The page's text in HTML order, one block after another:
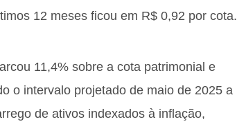
12 meses ficou em R$ 0,92 por cota.
11,4% sobre a cota patrimonial e
o intervalo projetado de maio de 2025 a
de ativos indexados à inflação,